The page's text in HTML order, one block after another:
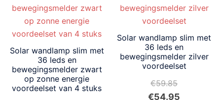
naar
Solar wandlamp slim met
36 leds en
bewegingsmelder zwart
op zonne energie
voordeelset van 4 stuks
Solar wandlamp slim met
36 leds en
bewegingsmelder zilver
voordeelset
€59.85
Oorspronkelijke
€54.95